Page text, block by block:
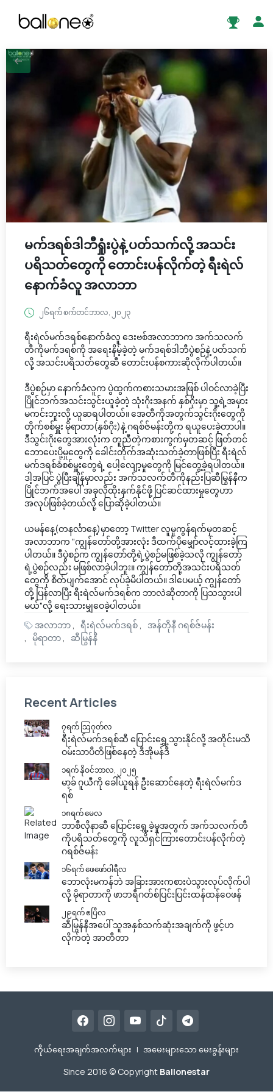
မက်ဒရစ်ဒါဘီရှုံးပွဲနဲ့ ပတ်သက်လို့ အသင်း
ပရိသတ်တွေကို တောင်းပန်လိုက်တဲ့ ရီးရဲလ်
နောက်ခံလူ အလာဘာ
၂၆ရက် စက်တင်ဘာလ, ၂၀၂၃
ရီးရဲလ်မက်ဒရစ်နောက်ခံလူ ဒေးဗစ်အလာဘာက အက်သလက်
တီကိုမက်ဒရစ်ကို အရေးနိမ့်ခဲ့တဲ့ မက်ဒရစ်ဒါဘီပွဲစဉ်နဲ့ ပတ်သက်
လို့ အသင်းပရိသတ်တွေဆီ တောင်းပန်စကားဆိုလိုက်ပါတယ်။
ဒီပွဲစဉ်မှာ နောက်ခံလူက ပွဲထွက်ကစားသမားအဖြစ် ပါဝင်လာခဲ့ပြီး
ပြိုင်ဘက်အသင်းသွင်းယူခဲ့တဲ့ သုံးဂိုးအနက် နှစ်ဂိုးမှာ သူ့ရဲ့အမှား
မကင်းဘူးလို့ ယူဆရပါတယ်။ အေတီကိုအတွက်သွင်းဂိုးတွေကို
တိုက်စစ်မှူး မိုရာတာ(နှစ်ဂိုး)နဲ့ ဂရစ်ဇ်မန်းတို့က ရယူပေးခဲ့တာပါ။
ဒီသွင်းဂိုးတွေအားလုံးက တူညီတဲ့ကစားကွက်မှတဆင့် ဖြတ်တင်
ဘောပေးပို့မှုတွေကို ခေါင်းတိုက်အဆုံးသတ်ခဲ့တာဖြစ်ပြီး ရီးရဲလ်
မက်ဒရစ်ခံစစ်မှူးတွေရဲ့ ပေါ့လျော့မှုတွေကို မြင်တွေ့ခဲ့ရပါတယ်။
ဒါ့အပြင် ပွဲပြီးချိန်မှာလည်း အက်သလက်တီကိုနည်းပြဆီမြွန်နီက
ပြိုင်ဘက်အပေါ် အခုလိုထိုးနှက်နိုင်ဖို့ ပြင်ဆင်ထားမှုတွေဟာ
အလုပ်ဖြစ်ခဲ့တယ်လို့ ပြောဆိုခဲ့ပါတယ်။
ယမန်နေ့(တနင်္လာနေ့)မှာတော့ Twitter လူမှုကွန်ရက်မှတဆင့်
အလာဘာက "ကျွန်တော်တို့အားလုံး ဒီထက်ပိုမျှော်လင့်ထားခဲ့ကြ
ပါတယ်။ ဒီပွဲစဉ်က ကျွန်တော်တို့ရဲ့ပွဲစဉ်မဖြစ်ခဲ့သလို ကျွန်တော့်
ရဲ့ပွဲစဉ်လည်း မဖြစ်လာခဲ့ပါဘူး။ ကျွန်တော်တို့အသင်းပရိသတ်
တွေကို စိတ်ပျက်အောင် လုပ်ခဲ့မိပါတယ်။ ဒါပေမယ့် ကျွန်တော်
တို့ ပြန်လာပြီး ရီးရဲလ်မက်ဒရစ်က ဘာလဲဆိုတာကို ပြသသွားပါ
မယ်"လို့ ရေးသားမျှဝေခဲ့ပါတယ်။
အလာဘာ
ရီးရဲလ်မက်ဒရစ်
အန်တိုနီ ဂရစ်ဇ်မန်း
မိုရာတာ
ဆီမြွန်နီ
Recent Articles
၇ရက် သြဂုတ်လ
ရီးရဲလ်မက်ဒရစ်ဆီ ပြောင်းရွှေ့သွားနိုင်လို့ အတိုင်းမသိ
ဝမ်းသာပီတိဖြစ်နေတဲ့ ဒီအိုမန်ဒီ
၁ရက် နိုဝင်ဘာလ, ၂၀၂၅
မာ့ခ် ဂူယီကို ခေါ်ယူရန် ဦးဆောင်နေတဲ့ ရီးရဲလ်မက်ဒ
ရစ်
၁၈ရက် မေလ
ဘာစီလိုနာဆီ ပြောင်းရွှေ့ခဲ့မှုအတွက် အက်သလက်တီ
ကိုပရိသတ်တွေကို လူသိရှင်ကြားတောင်းပန်လိုက်တဲ့
ဂရစ်ဇ်မန်း
၁၆ရက် ဖေဖော်ဝါရီလ
ဘောလုံးမကန်ဘဲ အခြားအားကစားပဲသွားလုပ်လိုက်ပါ
လို့ မိုရာတာကို ဖာဘရီဂတ်စ်ပြင်းပြင်းထန်ထန်ဝေဖန်
၂၉ရက် ဧပြီလ
ဆီမြွန်နီအပေါ် သူအနှစ်သက်ဆုံးအချက်ကို ဖွင့်ဟ
လိုက်တဲ့ အာတီတာ
ကီုယ်ရေးအချက်အလက်များ | အမေးများသော မေးခွန်းများ
Since 2016 © Copyright Ballonestar